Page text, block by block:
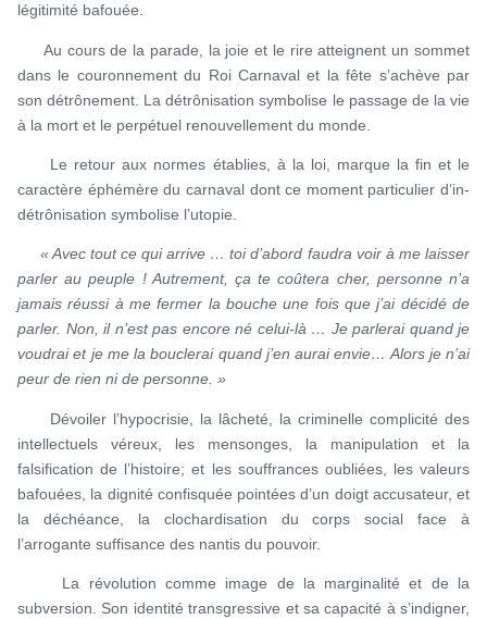
légitimité bafouée.
Au cours de la parade, la joie et le rire atteignent un sommet
dans le couronnement du Roi Carnaval et la fête s’achève par
son détrônement. La détrônisation symbolise le passage de la vie
à la mort et le perpétuel renouvellement du monde.
Le retour aux normes établies, à la loi, marque la fin et le
caractère éphémère du carnaval dont ce moment particulier d’in-
détrônisation symbolise l’utopie.
« Avec tout ce qui arrive … toi d’abord faudra voir à me laisser
parler au peuple ! Autrement, ça te coûtera cher, personne n’a
jamais réussi à me fermer la bouche une fois que j’ai décidé de
parler. Non, il n’est pas encore né celui-là … Je parlerai quand je
voudrai et je me la bouclerai quand j’en aurai envie… Alors je n’ai
peur de rien ni de personne. »
Dévoiler l’hypocrisie, la lâcheté, la criminelle complicité des
intellectuels véreux, les mensonges, la manipulation et la
falsification de l’histoire; et les souffrances oubliées, les valeurs
bafouées, la dignité confisquée pointées d’un doigt accusateur, et
la déchéance, la clochardisation du corps social face à
l’arrogante suffisance des nantis du pouvoir.
La révolution comme image de la marginalité et de la
subversion. Son identité transgressive et sa capacité à s’indigner,